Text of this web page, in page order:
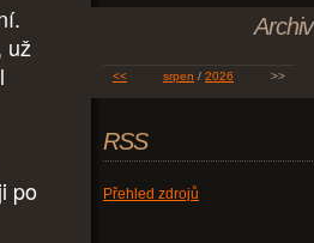
už
po
Archiv
<< srpen / 2026 >>
RSS
Přehled zdrojů